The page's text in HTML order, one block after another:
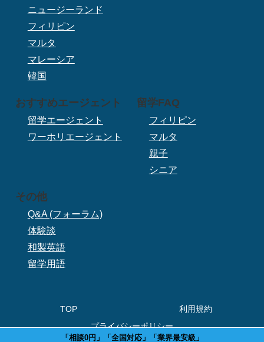
ニュージーランド
フィリピン
マルタ
マレーシア
韓国
おすすめエージェント
留学エージェント
ワーホリエージェント
留学FAQ
フィリピン
マルタ
親子
シニア
その他
Q&A (フォーラム)
体験談
和製英語
留学用語
TOP
利用規約
プライバシーポリシー
「相談0円」「全国対応」「業界最安級」